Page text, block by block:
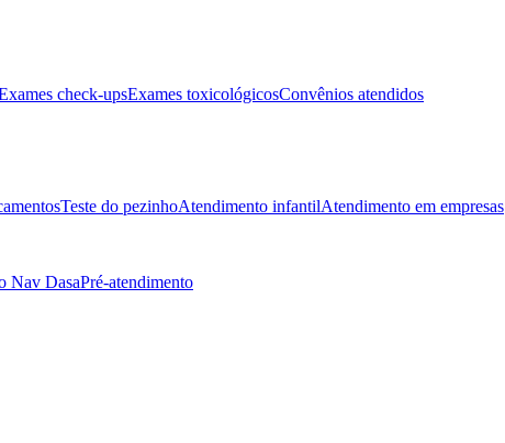
check-upsExames toxicológicosConvênios atendidos
Teste do pezinhoAtendimento infantilAtendimento em empresas
Nav DasaPré-atendimento